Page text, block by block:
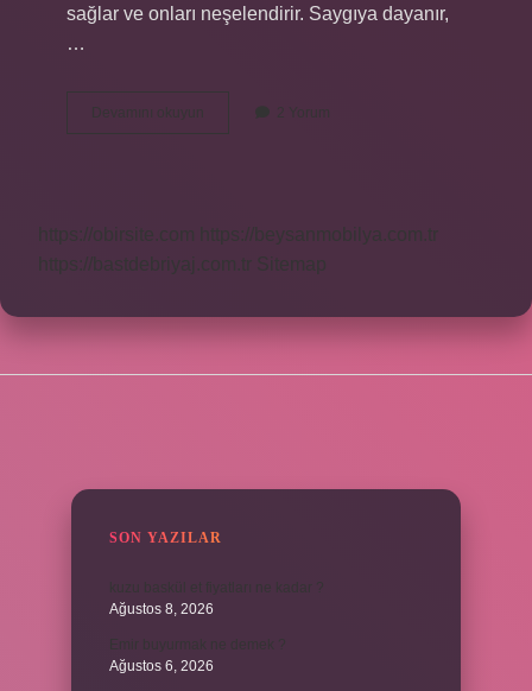
sağlar ve onları neşelendirir. Saygıya dayanır,
…
Devamını okuyun
Canlandırma
Aşaması
2 Yorum
https://obirsite.com
https://beysanmobilya.com.tr
https://bastdebriyaj.com.tr
Sitemap
SON YAZILAR
Ağustos 8, 2026
Ağustos 6, 2026